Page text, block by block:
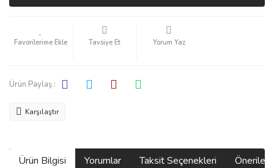
Tavsiye Et Yorum Yaz
Ürün Paylaş :
Karşılaştır
Ürün Bilgisi Yorumlar Taksit Seçenekleri